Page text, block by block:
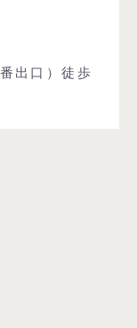
出口）徒歩